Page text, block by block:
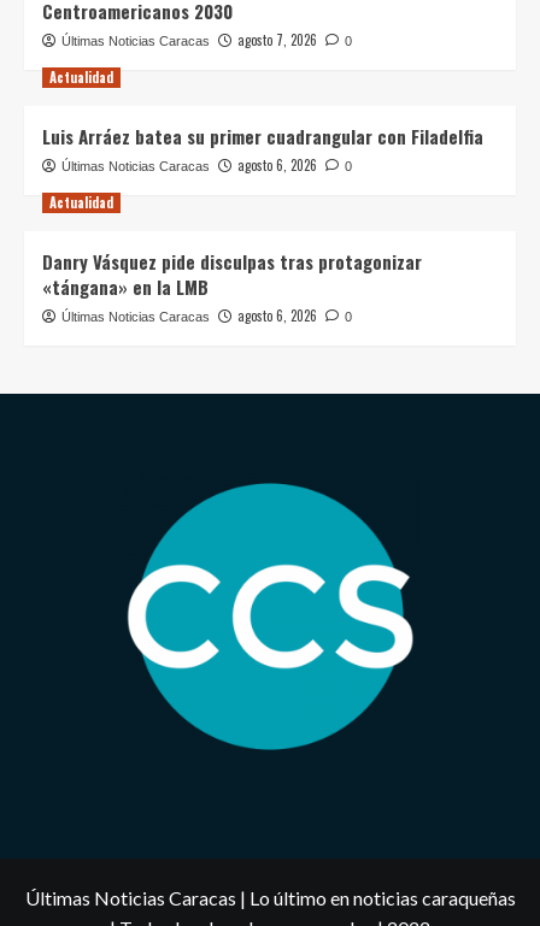
Centroamericanos 2030
Últimas Noticias Caracas agosto 7, 2026 0
Actualidad
Luis Arráez batea su primer cuadrangular con Filadelfia
Últimas Noticias Caracas agosto 6, 2026 0
Actualidad
Danry Vásquez pide disculpas tras protagonizar
«tángana» en la LMB
Últimas Noticias Caracas agosto 6, 2026 0